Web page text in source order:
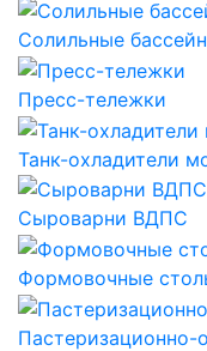
Солильные
Пресс-тележки
Танк-охладители
Сыроварни ВДПС
Формовочные
Пастеризационно-